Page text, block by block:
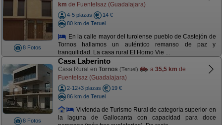
8 Fotos
km de Fuentelsaz (Guadalajara)
4-5 plazas
14 €
80 km de Teruel
En la calle mayor del turolense pueblo de Castejón de
Tornos hallamos un auténtico remanso de paz y
tranquilidad. La casa rural El Horno Vie ...
8 Fotos
Casa Laberinto
Casa Rural en Tornos (Teruel) a 35,5 km de
Fuentelsaz (Guadalajara)
2-12+3 plazas
19 €
86 km de Teruel
Vivienda de Turismo Rural de categoría superior en
la laguna de Gallocanta con capacidad para doce